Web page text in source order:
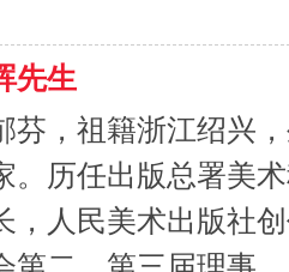
先生
芬，祖籍浙江绍兴
。历任出版总署美
，人民美术出版社